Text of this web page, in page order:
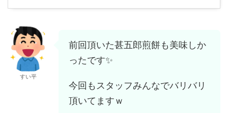
すい平
前回頂いた甚五郎煎餅も美味しか
ったです✨
今回もスタッフみんなでバリバリ
頂いてますｗ